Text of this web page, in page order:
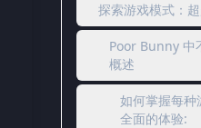
探索游戏模式：
Poor Bunny 中
概述
如何掌握每种
全面的体验: